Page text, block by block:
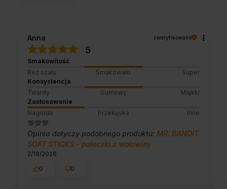
Anna zweryfikowano
5
Smakowitość
Bez szału
Smakowało
Super
Konsystencja
Twardy
Gumowy
Miękki
Zastosowanie
Nagroda
Przekąska Inne
💯💯💯
Opinia dotyczy podobnego produktu: MR. BANDIT
SOFT STICKS - pałeczki z wołowiny
2/19/2026
0
0